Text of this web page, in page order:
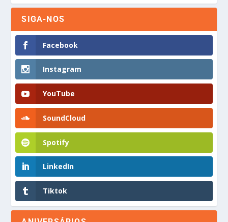
SIGA-NOS
Facebook
Instagram
YouTube
SoundCloud
Spotify
LinkedIn
Tiktok